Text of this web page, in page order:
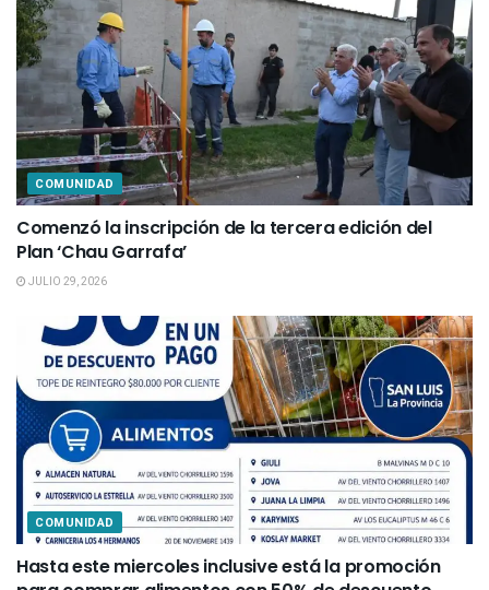
COMUNIDAD
Comenzó la inscripción de la tercera edición del
Plan ‘Chau Garrafa’
JULIO 29, 2026
COMUNIDAD
Hasta este miercoles inclusive está la promoción